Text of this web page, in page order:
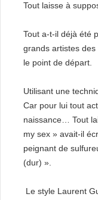
Tout laisse à
Tout a-t-il déjà été
grands artistes
le point de départ.
Utilisant une
Car pour lui tout
naissance… Tout
my sex » avait-il
peignant de
(dur) ».
Le style Laurent